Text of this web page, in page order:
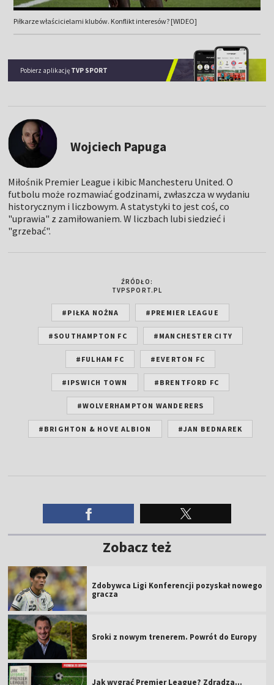
Piłkarze właścicielami klubów. Konflikt interesów? [WIDEO]
Pobierz aplikację TVP SPORT
Wojciech Papuga
Miłośnik Premier League i kibic Manchesteru United. O
futbolu może rozmawiać godzinami, zwłaszcza w wydaniu
historycznym i liczbowym. A statystyki to jest coś, co
"uprawia" z zamiłowaniem. W liczbach lubi siedzieć i
"grzebać".
ŹRÓDŁO:
TVPSPORT.PL
#PIŁKA NOŻNA #PREMIER LEAGUE
#SOUTHAMPTON FC #MANCHESTER CITY
#FULHAM FC #EVERTON FC
#IPSWICH TOWN #BRENTFORD FC
#WOLVERHAMPTON WANDERERS
#BRIGHTON & HOVE ALBION #JAN BEDNAREK
Zobacz też
Zdobywca Ligi Konferencji pozyskał nowego
gracza
Sroki z nowym trenerem. Powrót do Europy
Jak wygrać Premier League? Zdradza...